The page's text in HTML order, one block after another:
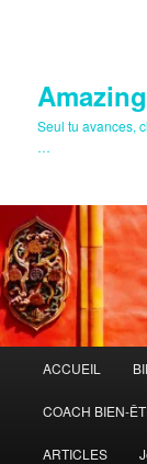
Seul tu avances,
…
principal
ACCUEIL
COACH BIEN-
ARTICLES